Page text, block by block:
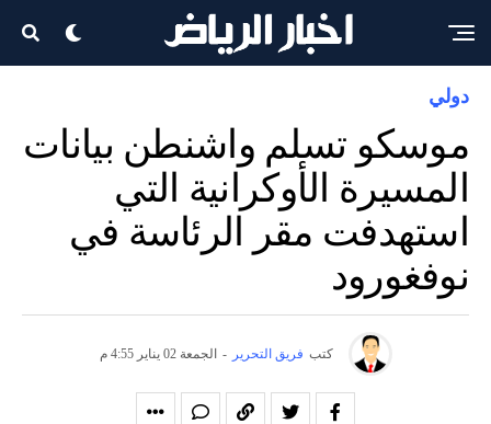
دولي
موسكو تسلم واشنطن بيانات
المسيرة الأوكرانية التي
استهدفت مقر الرئاسة في
نوفغورود
كتب فريق التحرير - الجمعة 02 يناير 4:55 م